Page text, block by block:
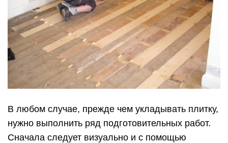
В любом случае, прежде чем укладывать плитку,
нужно выполнить ряд подготовительных работ.
Сначала следует визуально и с помощью